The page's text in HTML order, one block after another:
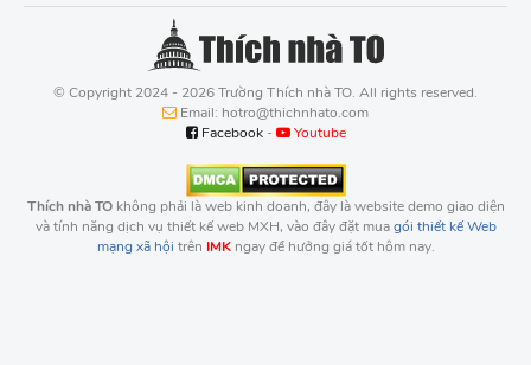
© Copyright 2024 - 2026 Trường Thích nhà TO. All rights reserved.
Email: hotro@thichnhato.com
Facebook- Youtube
Thích nhà TOkhông phải là web kinh doanh, đây là website demo giao diện
và tính năng dịch vụ thiết kế web MXH, vào đây đặt muagói thiết kế Web
mạng xã hội trên IMKngay để hưởng giá tốt hôm nay.